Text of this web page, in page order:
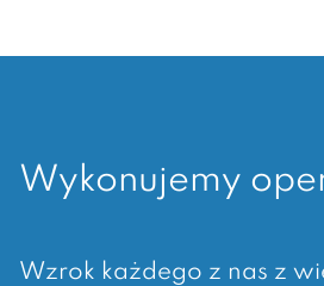
Wykonujemy
Wzrok każdego z nas z